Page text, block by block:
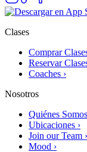
Clases
Comprar
Reservar
Coaches ›
Nosotros
Quiénes
Ubicaciones ›
Join our Team ›
Mood ›